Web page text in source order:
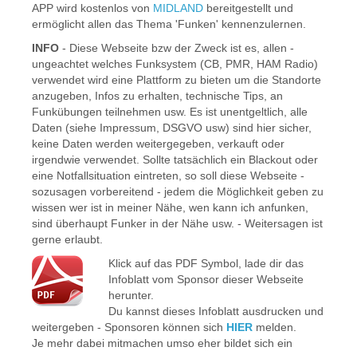
APP wird kostenlos von MIDLAND bereitgestellt und
ermöglicht allen das Thema 'Funken' kennenzulernen.
INFO - Diese Webseite bzw der Zweck ist es, allen -
ungeachtet welches Funksystem (CB, PMR, HAM Radio)
verwendet wird eine Plattform zu bieten um die Standorte
anzugeben, Infos zu erhalten, technische Tips, an
Funkübungen teilnehmen usw. Es ist unentgeltlich, alle
Daten (siehe Impressum, DSGVO usw) sind hier sicher,
keine Daten werden weitergegeben, verkauft oder
irgendwie verwendet. Sollte tatsächlich ein Blackout oder
eine Notfallsituation eintreten, so soll diese Webseite -
sozusagen vorbereitend - jedem die Möglichkeit geben zu
wissen wer ist in meiner Nähe, wen kann ich anfunken,
sind überhaupt Funker in der Nähe usw. - Weitersagen ist
gerne erlaubt.
Klick auf das PDF Symbol, lade dir das
Infoblatt vom Sponsor dieser Webseite
herunter.
Du kannst dieses Infoblatt ausdrucken und
weitergeben - Sponsoren können sich HIER melden.
Je mehr dabei mitmachen umso eher bildet sich ein